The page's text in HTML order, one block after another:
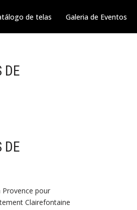
de telas Galeria de Eventos
DE
DE
Provence pour
Clairefontaine